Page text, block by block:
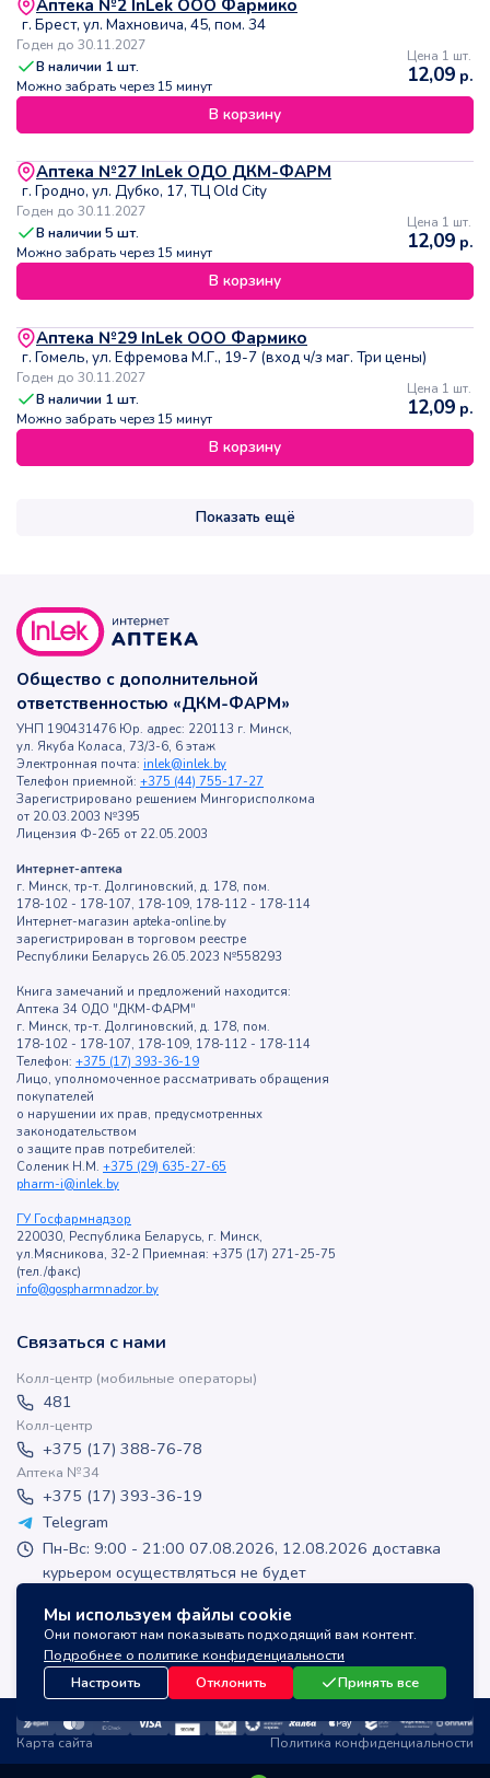
Аптека №2 InLek ООО Фармико
г. Брест, ул. Махновича, 45, пом. 34
Годен до 30.11.2027
В наличии 1 шт.
Можно забрать через 15 минут
Цена 1 шт.
12,09 р.
В корзину
Аптека №27 InLek ОДО ДКМ-ФАРМ
г. Гродно, ул. Дубко, 17, ТЦ Old City
Годен до 30.11.2027
В наличии5 шт.
Можно забрать через 15 минут
Цена 1 шт.
12,09 р.
В корзину
Аптека №29 InLek ООО Фармико
г. Гомель, ул. Ефремова М.Г., 19-7 (вход ч/з маг. Три цены)
Годен до 30.11.2027
В наличии 1 шт.
Можно забрать через 15 минут
Цена 1 шт.
12,09 р.
В корзину
Показать ещё
Мы используем файлы cookie
Они помогают нам показывать подходящий вам контент.
Подробнее о политике конфиденциальности
Настроить
Отклонить Принять все
Общество с дополнительной
ответственностью «ДКМ-ФАРМ»
УНП 190431476 Юр. адрес: 220113 г. Минск,
ул. Якуба Коласа, 73/3-6, 6 этаж
Электронная почта: inlek@inlek.by
Телефон приемной: +375 (44) 755-17-27
Зарегистрировано решением Мингорисполкома
от 20.03.2003 №395
Лицензия Ф-265 от 22.05.2003
Интернет-аптека
г. Минск, тр-т. Долгиновский, д. 178, пом.
178-102 - 178-107, 178-109, 178-112 - 178-114
Интернет-магазин apteka-online.by
зарегистрирован в торговом реестре
Республики Беларусь 26.05.2023 №558293
Книга замечаний и предложений находится:
Аптека 34 ОДО "ДКМ-ФАРМ"
г. Минск, тр-т. Долгиновский, д. 178, пом.
178-102 - 178-107, 178-109, 178-112 - 178-114
Телефон: +375 (17) 393-36-19
Лицо, уполномоченное рассматривать обращения
покупателей
о нарушении их прав, предусмотренных
законодательством
о защите прав потребителей:
Соленик Н.М. +375 (29) 635-27-65
pharm-i@inlek.by
ГУ Госфармнадзор
220030, Республика Беларусь, г. Минск,
ул.Мясникова, 32-2 Приемная: +375 (17) 271-25-75
(тел./факс)
info@gospharmnadzor.by
Связаться с нами
Колл-центр (мобильные операторы)
481
Колл-центр
+375 (17) 388-76-78
Аптека №34
+375 (17) 393-36-19
Telegram
Пн-Вс: 9:00 - 21:00 07.08.2026, 12.08.2026 доставка
курьером осуществляться не будет
inlek_apteka
inlek_apteka
Карта сайта Политика конфиденциальности